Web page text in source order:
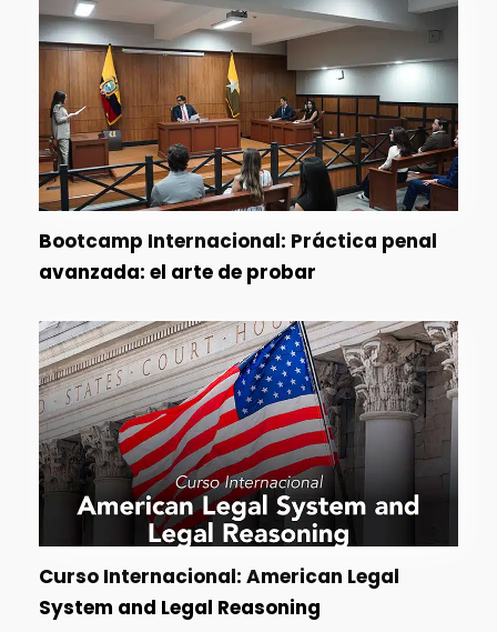
Bootcamp Internacional: Práctica penal
avanzada: el arte de probar
Curso Internacional: American Legal
System and Legal Reasoning